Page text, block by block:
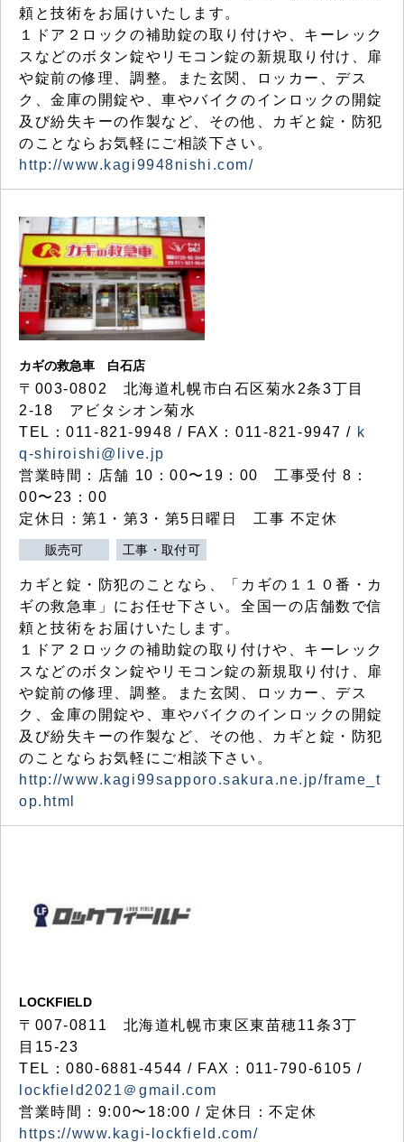
頼と技術をお届けいたします。
１ドア２ロックの補助錠の取り付けや、キーレック
スなどのボタン錠やリモコン錠の新規取り付け、扉
や錠前の修理、調整。また玄関、ロッカー、デス
ク、金庫の開錠や、車やバイクのインロックの開錠
及び紛失キーの作製など、その他、カギと錠・防犯
のことならお気軽にご相談下さい。
http://www.kagi9948nishi.com/
カギの救急車 白石店
〒003-0802 北海道札幌市白石区菊水2条3丁目
2-18 アビタシオン菊水
TEL：011-821-9948 / FAX：011-821-9947 / k
q-shiroishi@live.jp
営業時間：店舗 10：00〜19：00 工事受付 8：
00〜23：00
定休日：第1・第3・第5日曜日 工事 不定休
販売可 工事・取付可
カギと錠・防犯のことなら、「カギの１１０番・カ
ギの救急車」にお任せ下さい。全国一の店舗数で信
頼と技術をお届けいたします。
１ドア２ロックの補助錠の取り付けや、キーレック
スなどのボタン錠やリモコン錠の新規取り付け、扉
や錠前の修理、調整。また玄関、ロッカー、デス
ク、金庫の開錠や、車やバイクのインロックの開錠
及び紛失キーの作製など、その他、カギと錠・防犯
のことならお気軽にご相談下さい。
http://www.kagi99sapporo.sakura.ne.jp/frame_t
op.html
LOCKFIELD
〒007-0811 北海道札幌市東区東苗穂11条3丁
目15-23
TEL：080-6881-4544 / FAX：011-790-6105 /
lockfield2021＠gmail.com
営業時間：9:00〜18:00 / 定休日：不定休
https://www.kagi-lockfield.com/